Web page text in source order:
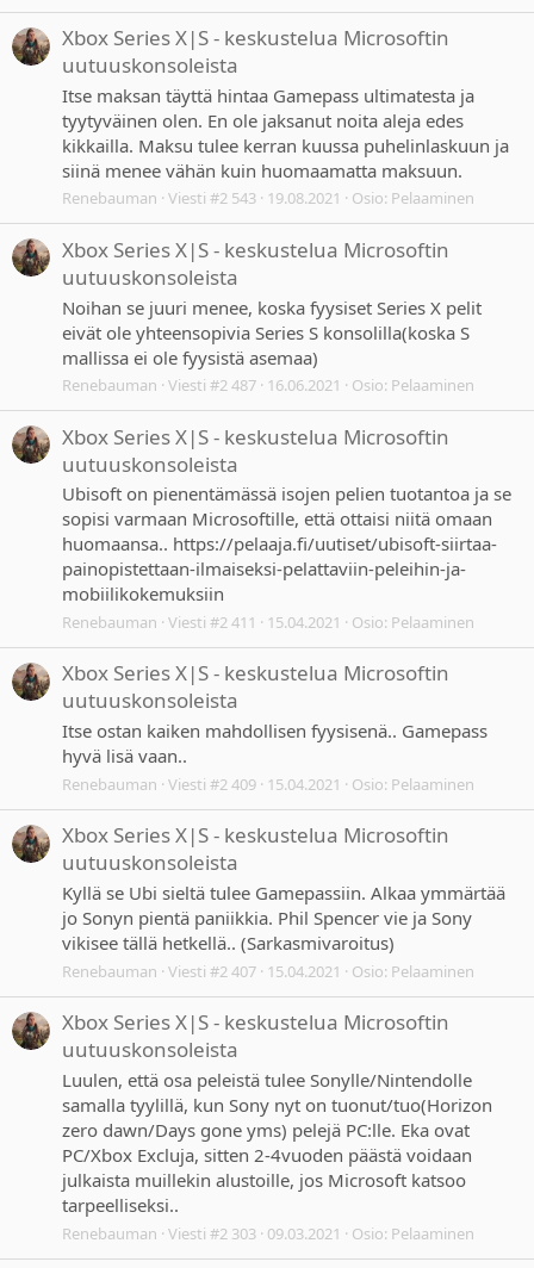
Xbox Series X|S - keskustelua Microsoftin
uutuuskonsoleista
Itse maksan täyttä hintaa Gamepass ultimatesta ja
tyytyväinen olen. En ole jaksanut noita aleja edes
kikkailla. Maksu tulee kerran kuussa puhelinlaskuun ja
siinä menee vähän kuin huomaamatta maksuun.
Renebauman Viesti #2 543 19.08.2021 Osio: Pelaaminen
Xbox Series X|S - keskustelua Microsoftin
uutuuskonsoleista
Noihan se juuri menee, koska fyysiset Series X pelit
eivät ole yhteensopivia Series S konsolilla(koska S
mallissa ei ole fyysistä asemaa)
Renebauman Viesti #2 487 16.06.2021 Osio: Pelaaminen
Xbox Series X|S - keskustelua Microsoftin
uutuuskonsoleista
Ubisoft on pienentämässä isojen pelien tuotantoa ja se
sopisi varmaan Microsoftille, että ottaisi niitä omaan
huomaansa.. https://pelaaja.fi/uutiset/ubisoft-siirtaa-
painopistettaan-ilmaiseksi-pelattaviin-peleihin-ja-
mobiilikokemuksiin
Renebauman Viesti #2 411 15.04.2021 Osio: Pelaaminen
Xbox Series X|S - keskustelua Microsoftin
uutuuskonsoleista
Itse ostan kaiken mahdollisen fyysisenä.. Gamepass
hyvä lisä vaan..
Renebauman Viesti #2 409 15.04.2021 Osio: Pelaaminen
Xbox Series X|S - keskustelua Microsoftin
uutuuskonsoleista
Kyllä se Ubi sieltä tulee Gamepassiin. Alkaa ymmärtää
jo Sonyn pientä paniikkia. Phil Spencer vie ja Sony
vikisee tällä hetkellä.. (Sarkasmivaroitus)
Renebauman Viesti #2 407 15.04.2021 Osio: Pelaaminen
Xbox Series X|S - keskustelua Microsoftin
uutuuskonsoleista
Luulen, että osa peleistä tulee Sonylle/Nintendolle
samalla tyylillä, kun Sony nyt on tuonut/tuo(Horizon
zero dawn/Days gone yms) pelejä PC:lle. Eka ovat
PC/Xbox Excluja, sitten 2-4vuoden päästä voidaan
julkaista muillekin alustoille, jos Microsoft katsoo
tarpeelliseksi..
Renebauman Viesti #2 303 09.03.2021 Osio: Pelaaminen